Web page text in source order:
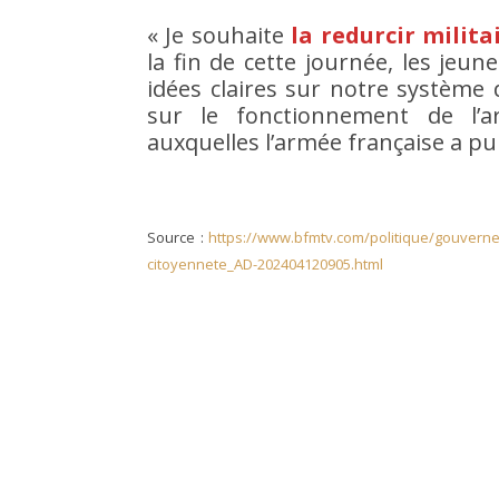
« Je souhaite la redurcir
la fin de cette journée, les
idées claires sur notre
sur le fonctionnement de
auxquelles l’armée française a
Source : https://www.bfmtv.com/politique/
citoyennete_AD-202404120905.html